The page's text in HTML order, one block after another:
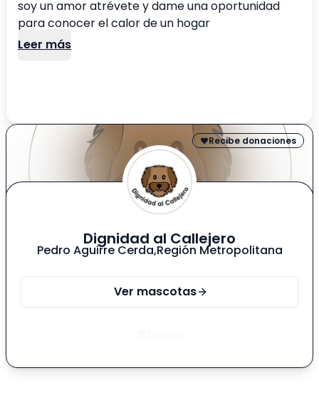
soy un amor atrévete y dame una oportunidad
para conocer el calor de un hogar
Leer más
Recibe donaciones
Dignidad al Callejero
Pedro Aguirre Cerda,Región Metropolitana
Ver mascotas